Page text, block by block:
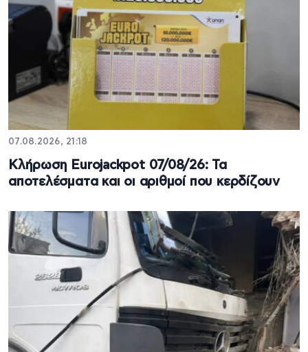
07.08.2026, 21:18
Κλήρωση Eurojackpot 07/08/26: Τα
αποτελέσματα και οι αριθμοί που κερδίζουν